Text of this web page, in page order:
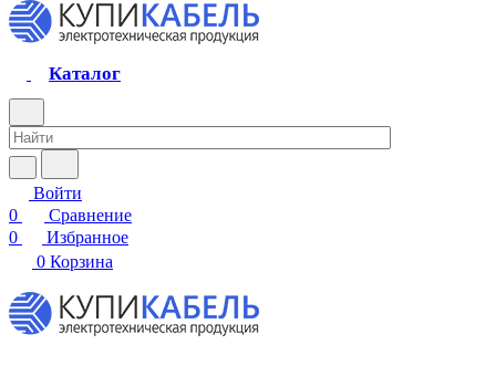
Каталог
Войти
0
Сравнение
0
Избранное
0 Корзина